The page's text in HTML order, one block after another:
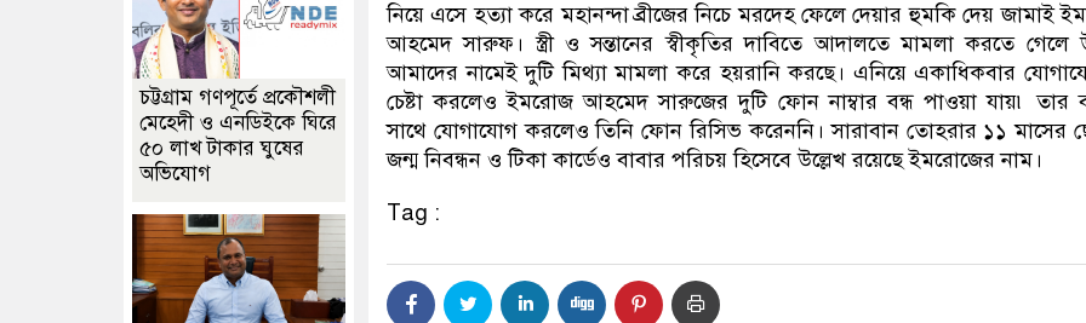
নিয়ে এসে হত্যা করে মহানন্দা ব্রীজের নিচে মরদেহ ফেলে দেয়ার হুমকি দেয় জামাই
আহমেদ সারুফ। স্ত্রী ও সন্তানের স্বীকৃতির দাবিতে আদালতে মামলা করতে গেলে
আমাদের নামেই দুটি মিথ্যা মামলা করে হয়রানি করছে। এনিয়ে একাধিকবার
চেষ্টা করলেও ইমরোজ আহমেদ সারুজের দুটি ফোন নাম্বার বন্ধ পাওয়া যায়৷ তার
সাথে যোগাযোগ করলেও তিনি ফোন রিসিভ করেননি। সারাবান তোহরার ১১ মাসের
জন্ম নিবন্ধন ও টিকা কার্ডেও বাবার পরিচয় হিসেবে উল্লেখ রয়েছে ইমরোজের নাম।
Tag :
চট্টগ্রাম গণপূর্তে প্রকৌশলী
মেহেদী ও এনডিইকে ঘিরে
৫০ লাখ টাকার ঘুষের
অভিযোগ